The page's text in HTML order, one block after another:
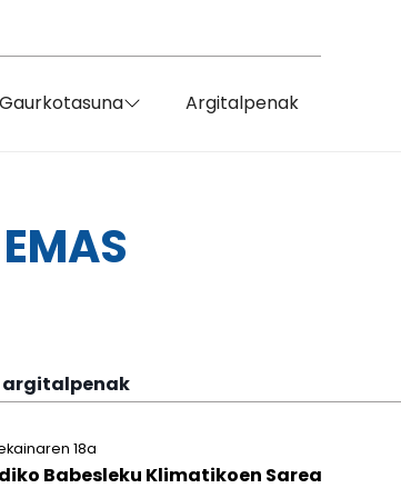
Gaurkotasuna Argitalpenak
argitalpenak
18a
Babesleku Klimatikoen Sarea